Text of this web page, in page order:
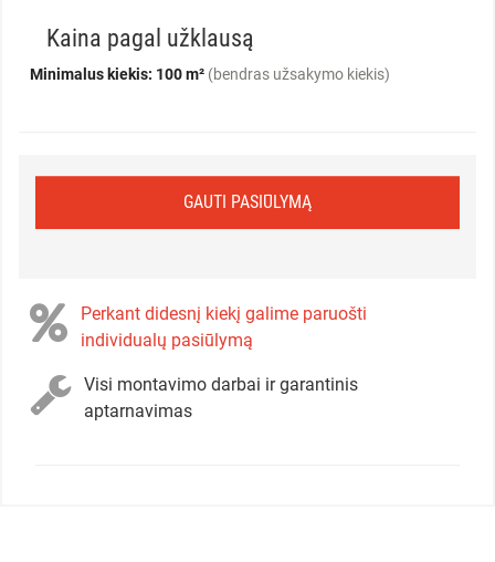
Kaina pagal užklausą
Minimalus kiekis: 100 m² (bendras užsakymo kiekis)
GAUTI PASIŪLYMĄ
Perkant didesnį kiekį galime paruošti
individualų pasiūlymą
Visi montavimo darbai ir garantinis
aptarnavimas